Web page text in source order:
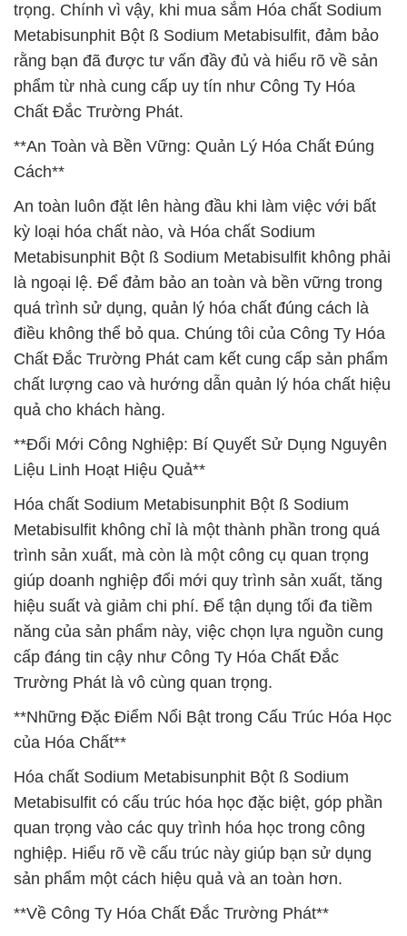
trọng. Chính vì vậy, khi mua sắm Hóa chất Sodium
Metabisunphit Bột ß Sodium Metabisulfit, đảm bảo
rằng bạn đã được tư vấn đầy đủ và hiểu rõ về sản
phẩm từ nhà cung cấp uy tín như Công Ty Hóa
Chất Đắc Trường Phát.
**An Toàn và Bền Vững: Quản Lý Hóa Chất Đúng
Cách**
An toàn luôn đặt lên hàng đầu khi làm việc với bất
kỳ loại hóa chất nào, và Hóa chất Sodium
Metabisunphit Bột ß Sodium Metabisulfit không phải
là ngoại lệ. Để đảm bảo an toàn và bền vững trong
quá trình sử dụng, quản lý hóa chất đúng cách là
điều không thể bỏ qua. Chúng tôi của Công Ty Hóa
Chất Đắc Trường Phát cam kết cung cấp sản phẩm
chất lượng cao và hướng dẫn quản lý hóa chất hiệu
quả cho khách hàng.
**Đổi Mới Công Nghiệp: Bí Quyết Sử Dụng Nguyên
Liệu Linh Hoạt Hiệu Quả**
Hóa chất Sodium Metabisunphit Bột ß Sodium
Metabisulfit không chỉ là một thành phần trong quá
trình sản xuất, mà còn là một công cụ quan trọng
giúp doanh nghiệp đổi mới quy trình sản xuất, tăng
hiệu suất và giảm chi phí. Để tận dụng tối đa tiềm
năng của sản phẩm này, việc chọn lựa nguồn cung
cấp đáng tin cậy như Công Ty Hóa Chất Đắc
Trường Phát là vô cùng quan trọng.
**Những Đặc Điểm Nổi Bật trong Cấu Trúc Hóa Học
của Hóa Chất**
Hóa chất Sodium Metabisunphit Bột ß Sodium
Metabisulfit có cấu trúc hóa học đặc biệt, góp phần
quan trọng vào các quy trình hóa học trong công
nghiệp. Hiểu rõ về cấu trúc này giúp bạn sử dụng
sản phẩm một cách hiệu quả và an toàn hơn.
**Về Công Ty Hóa Chất Đắc Trường Phát**